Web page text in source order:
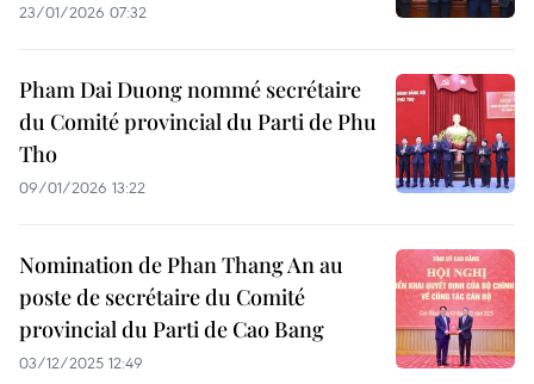
23/01/2026 07:32
Pham Dai Duong nommé secrétaire
du Comité provincial du Parti de Phu
Tho
09/01/2026 13:22
Nomination de Phan Thang An au
poste de secrétaire du Comité
provincial du Parti de Cao Bang
03/12/2025 12:49